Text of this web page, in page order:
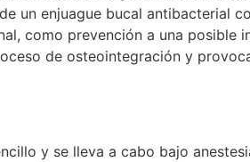
un enjuague bucal antibacterial
como prevención a una posible
de osteointegración y
y se lleva a cabo bajo